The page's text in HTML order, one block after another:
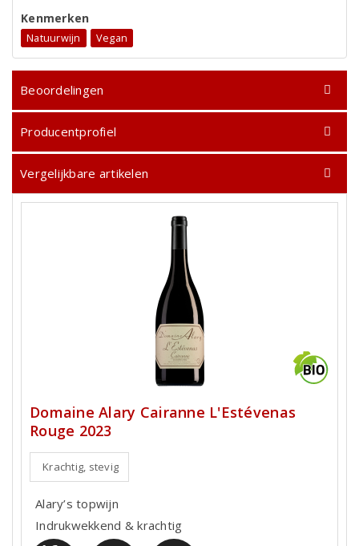
Kenmerken
Natuurwijn Vegan
Beoordelingen
Producentprofiel
Vergelijkbare artikelen
Domaine Alary Cairanne L'Estévenas
Rouge 2023
Krachtig, stevig
Alary’s topwijn
Indrukwekkend & krachtig